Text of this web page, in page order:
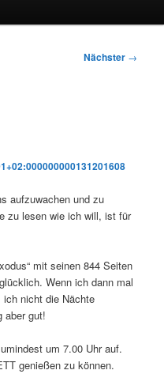
Nächster →
aufzuwachen und zu
zu lesen wie ich will, ist für
mit seinen 844 Seiten
Wenn ich dann mal
nicht die Nächte
aber gut!
um 7.00 Uhr auf.
genießen zu können.